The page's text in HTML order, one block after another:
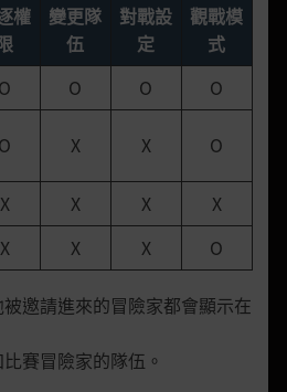
權
變更隊
伍
對戰設
定
觀戰模
式
O O O
O
O X X O
X X X
X
X X X O
邀請進來的冒險家都會顯示在
賽冒險家的隊伍。